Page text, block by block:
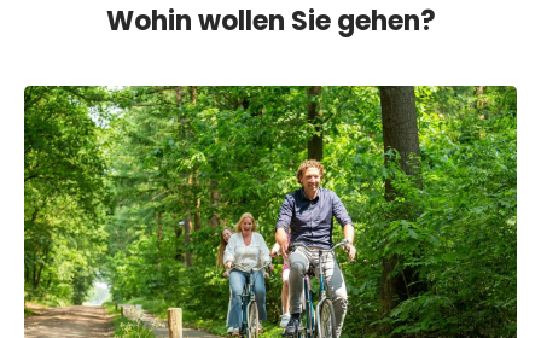
Wohin wollen Sie gehen?